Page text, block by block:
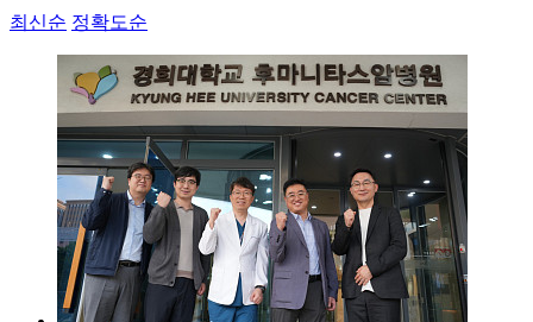
최신순 정확도순